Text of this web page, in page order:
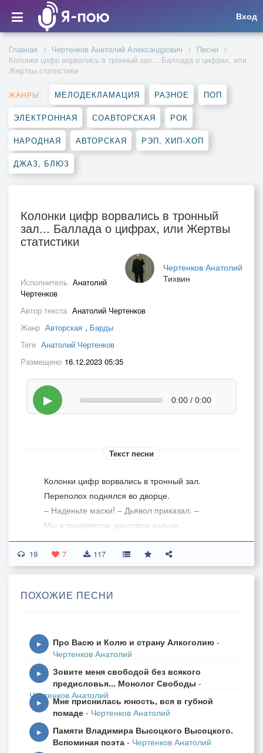
Вход
Главная Чертенков Анатолий Александрович
Песни
Колонки цифр ворвались в тронный зал... Баллада о цифрах, или
Жертвы статистики
ЖАНРЫ: МЕЛОДЕКЛАМАЦИЯ РАЗНОЕ ПОП
ЭЛЕКТРОННАЯ СОАВТОРСКАЯ РОК
НАРОДНАЯ АВТОРСКАЯ РЭП, ХИП-ХОП
ДЖАЗ, БЛЮЗ
Колонки цифр ворвались в тронный
зал... Баллада о цифрах, или Жертвы
статистики
Чертенков Анатолий
Тихвин
Исполнитель Анатолий
Чертенков
Автор текста Анатолий Чертенков
Жанр Авторская , Барды
Теги Анатолий Чертенков
Размещено 16.12.2023 05:35
▶ 0:00 / 0:00
Текст песни
Колонки цифр ворвались в тронный зал.
Переполох поднялся во дворце.
– Наденьте маски! – Дьявол приказал. –
Мы в тридевятом дантовом кольце.
Здесь шум и гам. Здесь страшная жара.
Больную душу ставлю на зеро…
А нынче правды вылакал ведро.
Привычный мир ломая и круша.
– Пришли за мной… Они пришли за мной! –
Вопит моя заблудшая душа…
Всё! Ставки сделаны… Жду Страшного суда.
И слышу шёпот: – Выпало зеро!
– Вы чем-то недовольны, господа?
Я нынче правды вылакал ведро!
19 7 117
ПОХОЖИЕ ПЕСНИ
▶ Про Васю и Колю и страну Алкоголию -
Чертенков Анатолий
▶
Зовите меня свободой без всякого
предисловья... Монолог Свободы -
Чертенков Анатолий
▶
Мне приснилась юность, вся в губной
помаде - Чертенков Анатолий
▶
Памяти Владимира Высоцкого Высоцкого.
Вспоминая поэта - Чертенков Анатолий